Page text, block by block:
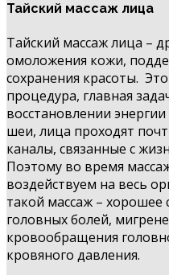
Тайский массаж лица
Тайский массаж лица –
омоложения кожи,
сохранения красоты.
процедура, главная
восстановлении
шеи, лица проходят
каналы, связанные с
Поэтому во время
воздействуем на весь
такой массаж – хорошее
головных болей,
кровообращения
кровяного давления.